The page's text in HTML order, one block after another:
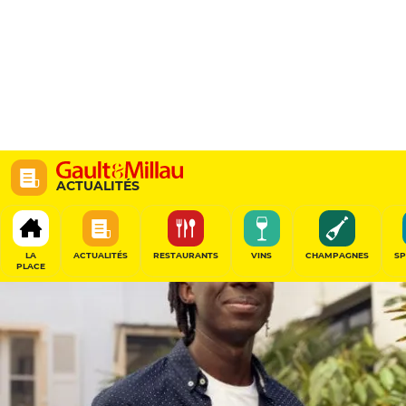
ACTUALITÉS
LA
PLACE
ACTUALITÉS RESTAURANTS VINS CHAMPAGNES